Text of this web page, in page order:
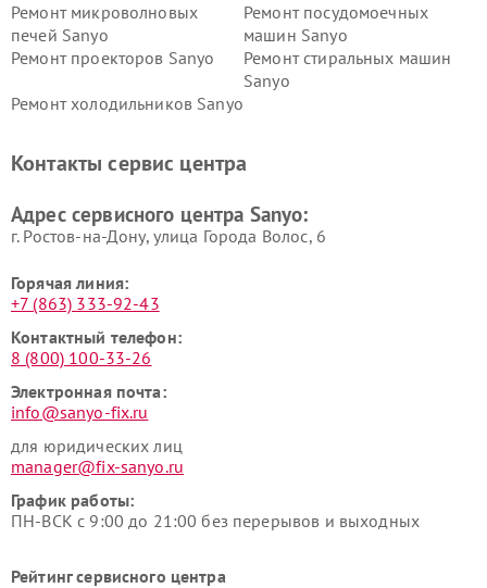
Ремонт микроволновых
печей Sanyo
Ремонт посудомоечных
машин Sanyo
Ремонт проекторов Sanyo
Ремонт стиральных машин
Sanyo
Ремонт холодильников Sanyo
Контакты сервис центра
Адрес сервисного центра Sanyo:
г. Ростов-на-Дону, улица Города Волос, 6
Горячая линия:
+7 (863) 333-92-43
Контактный телефон:
8 (800) 100-33-26
Электронная почта:
info@sanyo-fix.ru
для юридических лиц
manager@fix-sanyo.ru
График работы:
ПН-ВСК с 9:00 до 21:00 без перерывов и выходных
Рейтинг сервисного центра